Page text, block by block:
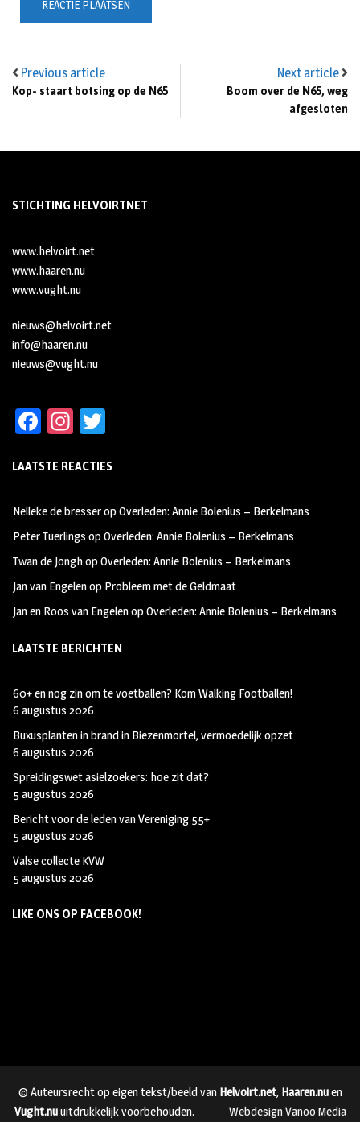
Previous article
Kop- staart botsing op de N65
Next article
Boom over de N65, weg
afgesloten
STICHTING HELVOIRTNET
www.helvoirt.net
www.haaren.nu
www.vught.nu
nieuws@helvoirt.net
info@haaren.nu
nieuws@vught.nu
Fa
b
oo
k
In
ag
m
tt
LAATSTE REACTIES
Nelleke de bresseropOverleden: Annie Bolenius – Berkelmans
Peter Tuerlings opOverleden: Annie Bolenius – Berkelmans
Twan de JonghopOverleden: Annie Bolenius – Berkelmans
Jan van Engelenop Probleem met de Geldmaat
Jan en Roos van EngelenopOverleden: Annie Bolenius – Berkelmans
LAATSTE BERICHTEN
60+ en nog zin om te voetballen? Kom Walking Footballen!
6 augustus 2026
Buxusplanten in brand in Biezenmortel, vermoedelijk opzet
6 augustus 2026
Spreidingswet asielzoekers: hoe zit dat?
5 augustus 2026
Bericht voor de leden van Vereniging 55+
5 augustus 2026
Valse collecte KVW
5 augustus 2026
LIKE ONS OP FACEBOOK!
© Auteursrecht op eigen tekst/beeld van Helvoirt.net, Haaren.nuen
Vught.nuuitdrukkelijk voorbehouden. Webdesign Vanoo Media